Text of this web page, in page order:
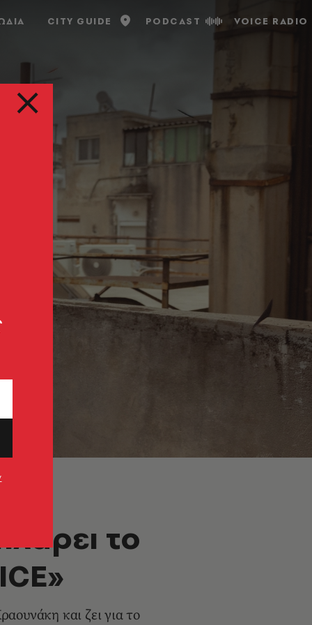
CITY GUIDE PODCAST VOICE RADIO
το
και ζει για το